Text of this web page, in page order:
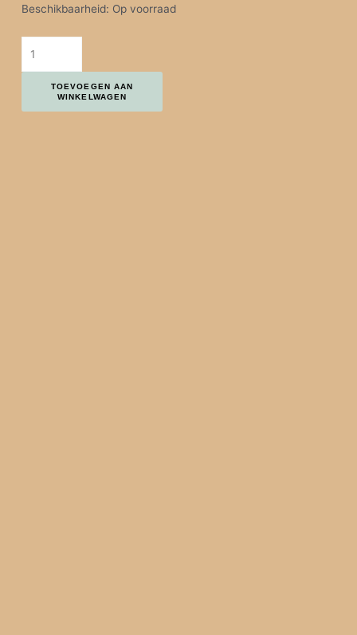
Beschikbaarheid: Op voorraad
Kaarsenhouder - test aantal
TOEVOEGEN AAN
WINKELWAGEN